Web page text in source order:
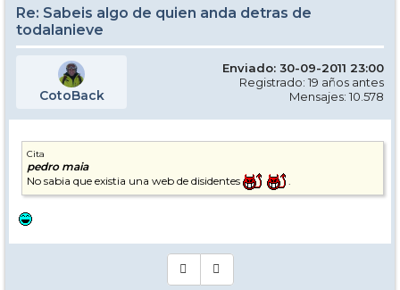
Re: Sabeis algo de quien anda detras de
todalanieve
CotoBack
Enviado: 30-09-2011 23:00
Registrado: 19 años antes
Mensajes: 10.578
Cita
pedro maia
No sabia que existia una web de disidentes